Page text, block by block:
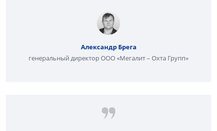
Александр Брега
генеральный директор ООО «Мегалит – Охта Групп»